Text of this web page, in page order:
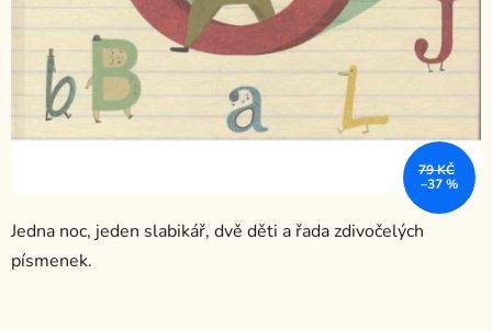
Jedna noc, jeden slabikář, dvě děti a řada zdivočelých
písmenek.
79 KČ
–37 %